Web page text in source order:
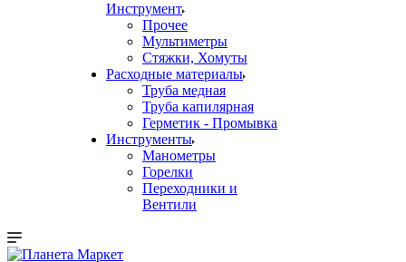
Инструмент
Прочее
Мультиметры
Стяжки, Хомуты
Расходные материалы
Труба медная
Труба капилярная
Герметик - Промывка
Инструменты
Манометры
Горелки
Переходники и
Вентили